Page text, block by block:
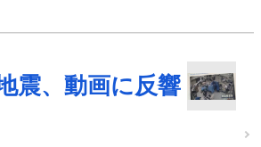
震、動画に反響